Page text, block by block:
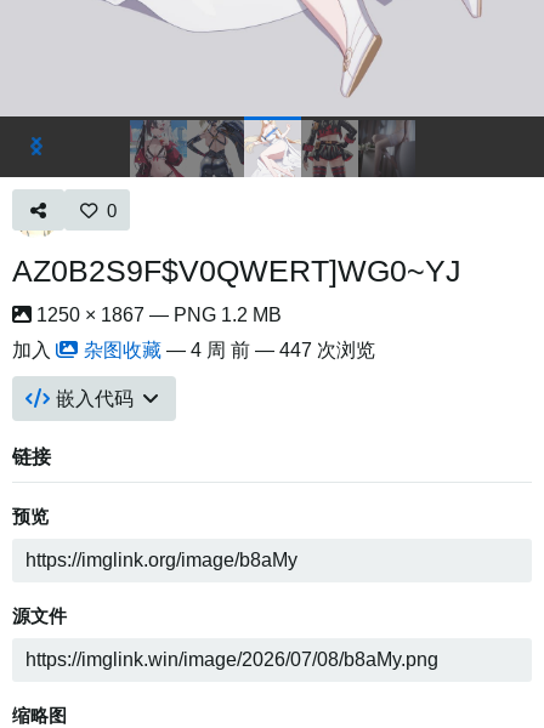
0
AZ0B2S9F$V0QWERT]WG0~YJ
1250 × 1867 — PNG 1.2 MB
加入
杂图收藏 — 4 周 前 — 447 次浏览
嵌入代码
链接
预览
源文件
缩略图